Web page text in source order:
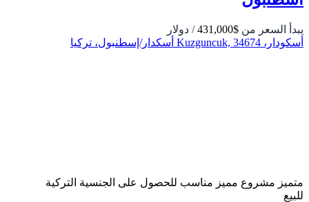
يبدأ السعر من $431,000
/ دولار
أسكودار، Kuzguncuk, 34674 أسكدار/إسطنبول، تركيا
متميز مشروع مميز مناسب للحصول على الجنسية التركية
للبيع